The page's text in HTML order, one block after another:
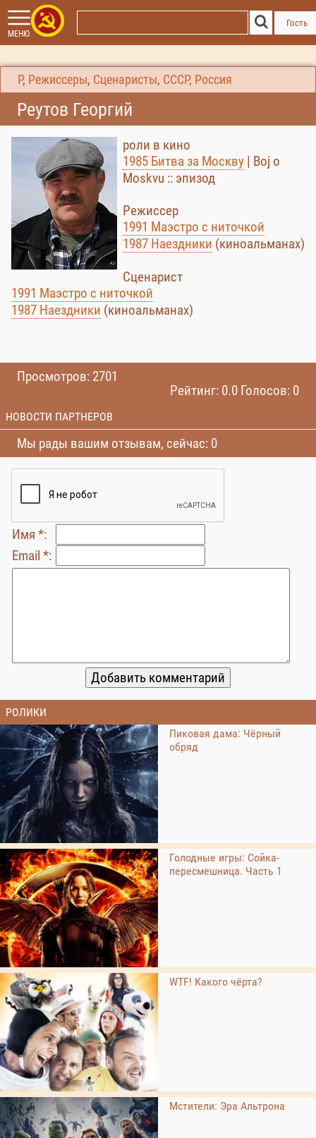
МЕНЮ
Гость
Р, Режиссеры, Сценаристы, СССР, Россия
Реутов Георгий
роли в кино
1985 Битва за Москву | Boj o
Moskvu :: эпизод
Режиссер
1991 Маэстро с ниточкой
1987 Наездники (киноальманах)
Сценарист
1991 Маэстро с ниточкой
1987 Наездники (киноальманах)
Просмотров: 2701
Рейтинг: 0.0 Голосов: 0
НОВОСТИ ПАРТНЕРОВ
Мы рады вашим отзывам, сейчас: 0
Имя *:
Email *:
РОЛИКИ
Пиковая дама: Чёрный
обряд
Голодные игры: Сойка-
пересмешница. Часть 1
WTF! Какого чёрта?
Мстители: Эра Альтрона